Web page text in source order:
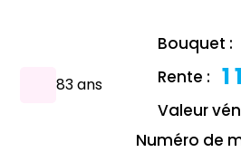
83 ans
Bouquet :
Rente : 1
Valeur
Numéro de